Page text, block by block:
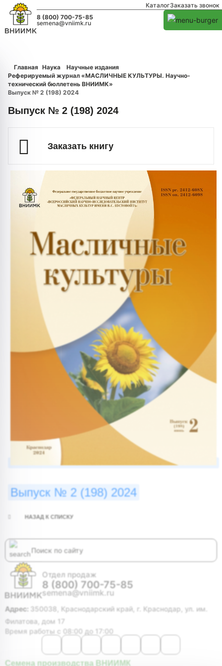
КаталогЗаказать звонок
8 (800) 700-75-85
semena@vniimk.ru
Главная Наука
Научные издания
Реферируемый журнал «МАСЛИЧНЫЕ КУЛЬТУРЫ. Научно-
технический бюллетень ВНИИМК»
Выпуск № 2 (198) 2024
Выпуск № 2 (198) 2024
Заказать книгу
Выпуск № 2 (198) 2024
НАЗАД К СПИСКУ
Отдел продаж
8 (800) 700-75-85
semena@vniimk.ru
Адрес: 350038, Краснодарский край, г. Краснодар, ул. им.
Филатова, дом 17
Время работы с 08:00 до 17:00
Семена производства ВНИИМК